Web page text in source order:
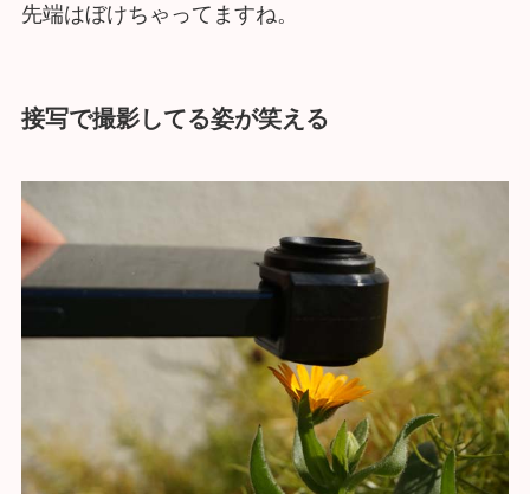
先端はぼけちゃってますね。
接写で撮影してる姿が笑える